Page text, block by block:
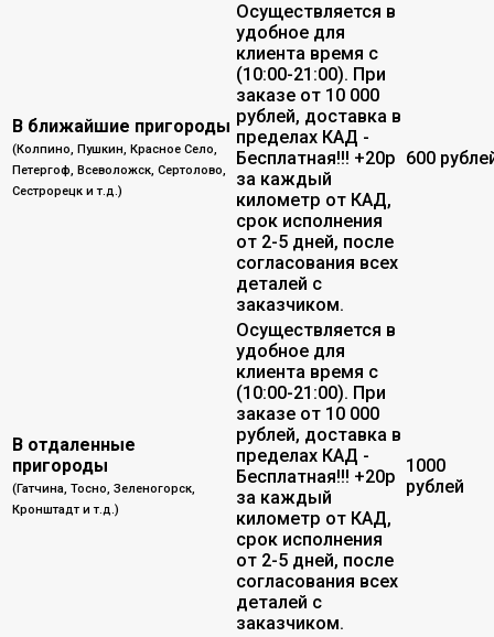
В ближайшие пригороды
(Колпино, Пушкин, Красное Село,
Петергоф, Всеволожск, Сертолово,
Сестрорецк и т.д.)
Осуществляется в
удобное для
клиента время с
(10:00-21:00). При
заказе от 10 000
рублей, доставка в
пределах КАД -
Бесплатная!!! +20р
за каждый
километр от КАД,
срок исполнения
от 2-5 дней, после
согласования всех
деталей с
заказчиком.
600
В отдаленные
пригороды
(Гатчина, Тосно, Зеленогорск,
Кронштадт и т.д.)
Осуществляется в
удобное для
клиента время с
(10:00-21:00). При
заказе от 10 000
рублей, доставка в
пределах КАД -
Бесплатная!!! +20р
за каждый
километр от КАД,
срок исполнения
от 2-5 дней, после
согласования всех
деталей с
заказчиком.
1000
рублей